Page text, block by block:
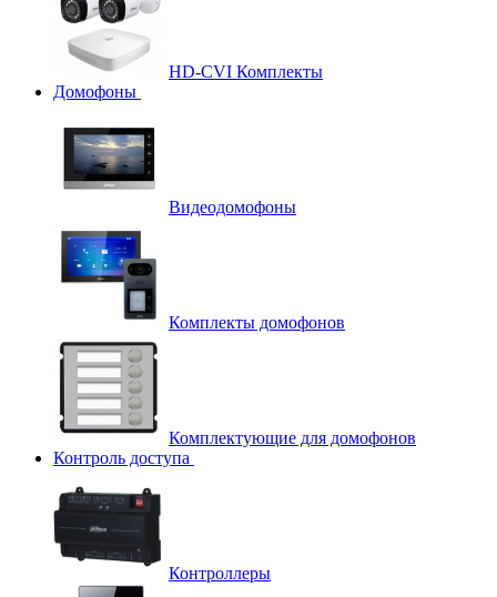
HD-CVI Комплекты
Домофоны
Видеодомофоны
Комплекты домофонов
Комплектующие для домофонов
Контроль доступа
Контроллеры